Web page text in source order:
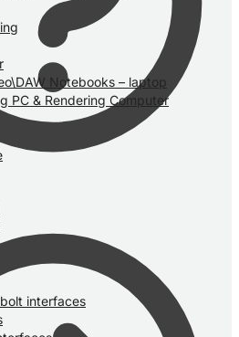
Notebooks – laptop
PC & Rendering Computer
interfaces